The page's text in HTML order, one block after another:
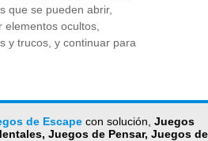
que se pueden abrir,
ocultos,
y trucos, y continuar para
de Escapecon solución, Juegos
Juegos de Pensar, Juegos de